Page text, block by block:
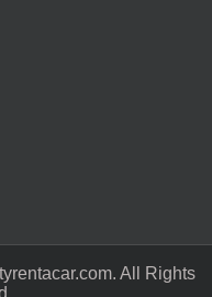
All Rights